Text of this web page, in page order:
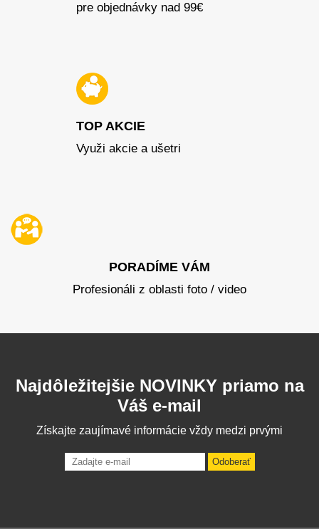
pre objednávky nad 99€
TOP AKCIE
Využi akcie a ušetri
PORADÍME VÁM
Profesionáli z oblasti foto / video
Najdôležitejšie NOVINKY priamo na
Váš e-mail
Získajte zaujímavé informácie vždy medzi prvými
Odoberať